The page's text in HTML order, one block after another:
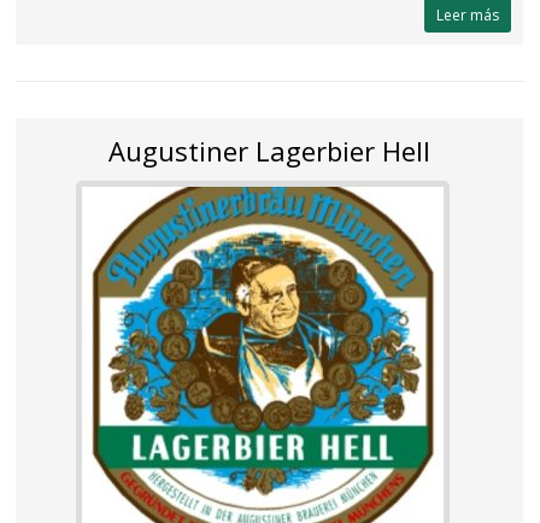
Leer más
Augustiner Lagerbier Hell